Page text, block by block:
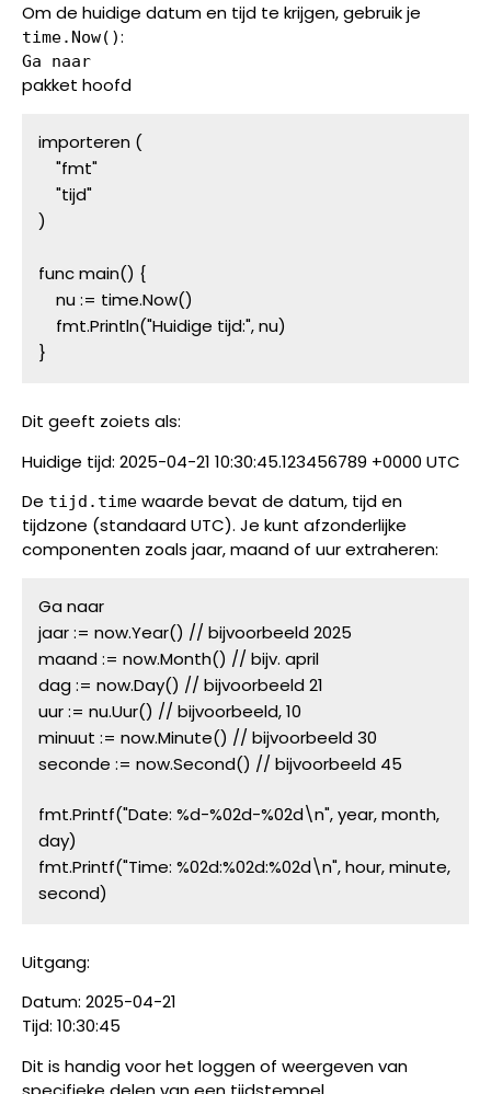
Om de huidige datum en tijd te krijgen, gebruik je
time.Now():
Ga naar
pakket hoofd
importeren (
"fmt"
"tijd"
)
func main() {
nu := time.Now()
fmt.Println("Huidige tijd:", nu)
}
Dit geeft zoiets als:
Huidige tijd: 2025-04-21 10:30:45.123456789 +0000 UTC
De tijd.time waarde bevat de datum, tijd en
tijdzone (standaard UTC). Je kunt afzonderlijke
componenten zoals jaar, maand of uur extraheren:
Ga naar
jaar := now.Year() // bijvoorbeeld 2025
maand := now.Month() // bijv. april
dag := now.Day() // bijvoorbeeld 21
uur := nu.Uur() // bijvoorbeeld, 10
minuut := now.Minute() // bijvoorbeeld 30
seconde := now.Second() // bijvoorbeeld 45
fmt.Printf("Date: %d-%02d-%02d\n", year, month,
day)
fmt.Printf("Time: %02d:%02d:%02d\n", hour, minute,
second)
Uitgang:
Datum: 2025-04-21
Tijd: 10:30:45
Dit is handig voor het loggen of weergeven van